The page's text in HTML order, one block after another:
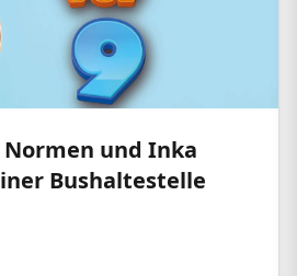
Normen und Inka
Bushaltestelle